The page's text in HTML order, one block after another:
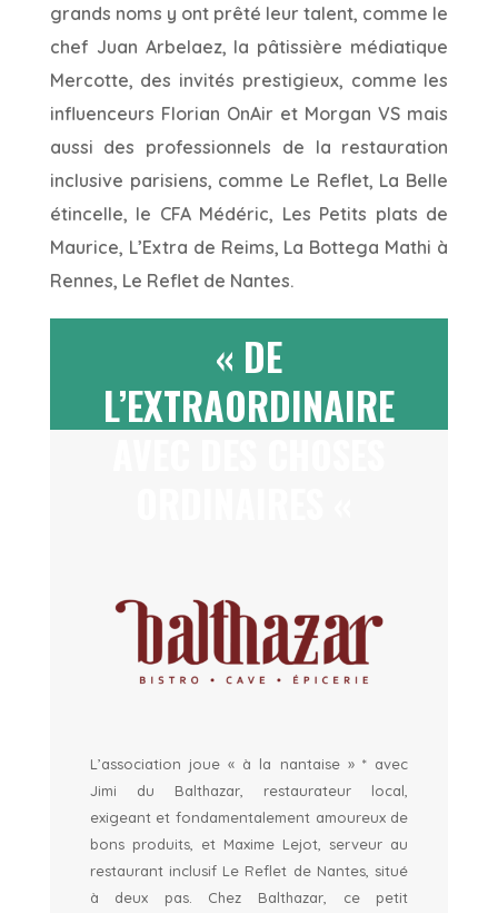
grands noms y ont prêté leur talent, comme le
chef Juan Arbelaez, la pâtissière médiatique
Mercotte, des invités prestigieux, comme les
influenceurs Florian OnAir et Morgan VS mais
aussi des professionnels de la restauration
inclusive parisiens, comme Le Reflet, La Belle
étincelle, le CFA Médéric, Les Petits plats de
Maurice, L’Extra de Reims, La Bottega Mathi à
Rennes, Le Reflet de Nantes.
« DE
L’EXTRAORDINAIRE
L’association joue « à la nantaise » * avec
Jimi du Balthazar, restaurateur local,
exigeant et fondamentalement amoureux de
bons produits, et Maxime Lejot, serveur au
restaurant inclusif Le Reflet de Nantes, situé
à deux pas. Chez Balthazar, ce petit